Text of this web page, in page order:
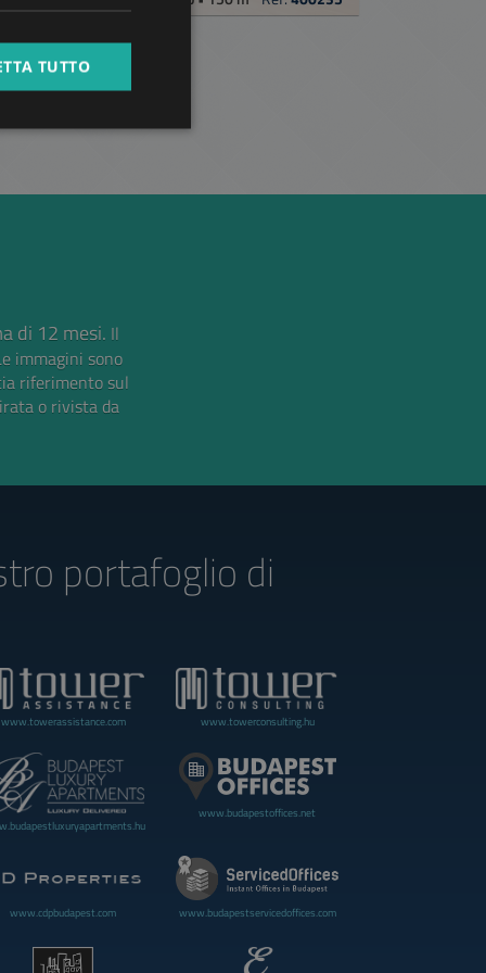
di 12 mesi. Il
immagini sono
riferimento sul
o rivista da
portafoglio di
www.towerassistance.com www.towerconsulting.hu
www.budapestoffices.net
www.cdpbudapest.com www.budapestservicedoffices.com
SPANISH
RUSSIAN
TUTTO